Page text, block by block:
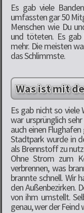
Es gab viele
umfassten gar 50
Menschen wie Du
und töteten. Es gab
mehr. Die meisten
das Schlimmste.
Was ist mit
Es gab nicht so
war ursprünglich
auch einen
Stadtpark wurde in
als Brennstoff zu
Ohne Strom zum
verbrennen, was
brannte schnell. Wir
den Außenbezirken.
von ihm umstellt.
genau, wer der Feind